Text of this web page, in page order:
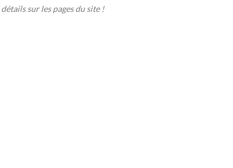
sur les pages du site !